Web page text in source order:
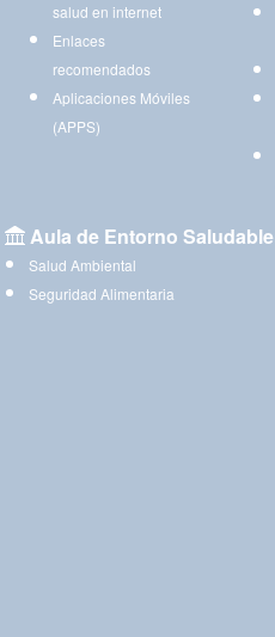
salud en internet
Enlaces
recomendados
Aplicaciones Móviles
(APPS)
Aula de Entorno Saludable
Salud Ambiental
Seguridad Alimentaria